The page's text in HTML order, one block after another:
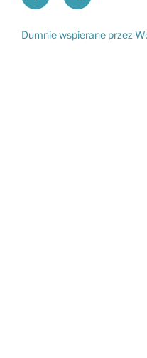
VI
PKO
Dumnie wspierane przez